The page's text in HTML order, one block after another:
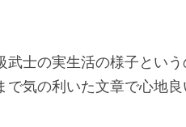
士の実生活の様子とい
気の利いた文章で心地良